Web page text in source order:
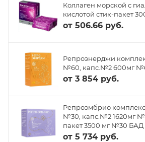
Коллаген морской с
кислотой стик-пакет
от 506.66 руб.
Репроэнерджи
№60, капс.№2 600мг
от 3 854 руб.
Репроэмбрио
№30, капс.№2 1620мг
пакет 3500 мг №30 БАД
от 5 734 руб.